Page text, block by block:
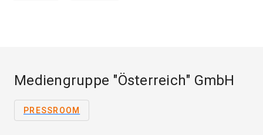
Mediengruppe "Österreich" GmbH
PRESSROOM